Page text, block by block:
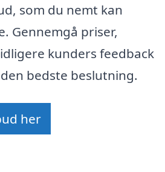
som du nemt kan
Gennemgå priser,
kunders feedback
bedste beslutning.
her